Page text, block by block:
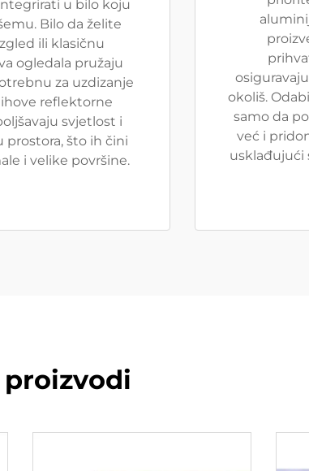
u bilo koju
Bilo da želite
ili klasičnu
ogledala pružaju
za uzdizanje
reflektorne
svjetlost i
prostora, što ih čini
i velike površine.
okoliš.
samo da
već i
usklađujući